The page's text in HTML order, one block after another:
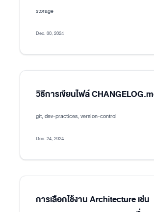
storage
Dec. 30, 2024
วิธีการเขียนไฟล์
git, dev-practices, version-control
Dec. 24, 2024
การเลือกใช้งาน Architecture เช่น